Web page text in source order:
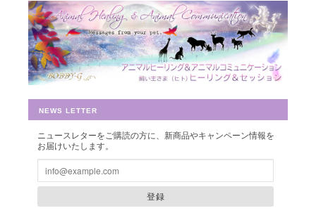
豊かさを受け取る♪豊かさ・豊かさの循環／エネルギーカード
2019/07/26
早速お財布に入れさせて頂きました。 ありがとうございました。
2018/10/08
NEWS LETTER
ニュースレターをご購読の方に、新商品やキャンペーン情報を
お届けいたします。
登録